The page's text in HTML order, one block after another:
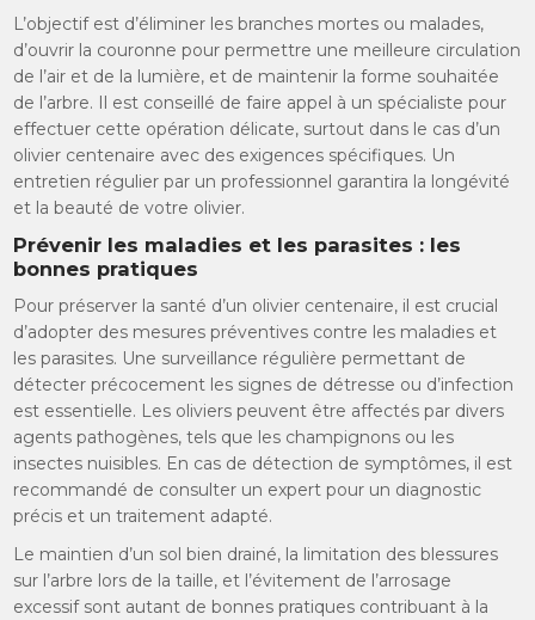
L’objectif est d’éliminer les branches mortes ou malades,
d’ouvrir la couronne pour permettre une meilleure circulation
de l’air et de la lumière, et de maintenir la forme souhaitée
de l’arbre. Il est conseillé de faire appel à un spécialiste pour
effectuer cette opération délicate, surtout dans le cas d’un
olivier centenaire avec des exigences spécifiques. Un
entretien régulier par un professionnel garantira la longévité
et la beauté de votre olivier.
Prévenir les maladies et les parasites : les
bonnes pratiques
Pour préserver la santé d’un olivier centenaire, il est crucial
d’adopter des mesures préventives contre les maladies et
les parasites. Une surveillance régulière permettant de
détecter précocement les signes de détresse ou d’infection
est essentielle. Les oliviers peuvent être affectés par divers
agents pathogènes, tels que les champignons ou les
insectes nuisibles. En cas de détection de symptômes, il est
recommandé de consulter un expert pour un diagnostic
précis et un traitement adapté.
Le maintien d’un sol bien drainé, la limitation des blessures
sur l’arbre lors de la taille, et l’évitement de l’arrosage
excessif sont autant de bonnes pratiques contribuant à la